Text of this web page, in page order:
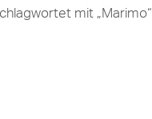
mit „Marimo“